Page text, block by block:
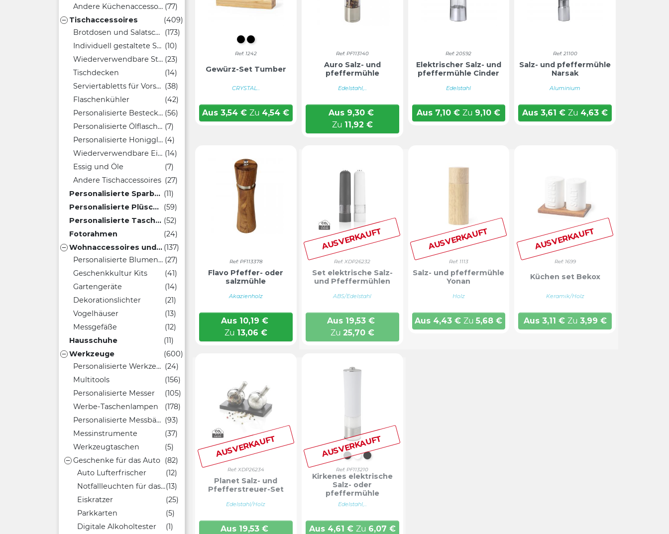
Andere Küchenaccessoires (77)
 Tischaccessoires
(409)
Brotdosen und Salatschüsseln
(173)
Individuell gestaltete Sandwichtaschen (10)
Wiederverwendbare Strohhalme (23)
Tischdecken
(14)
Serviertabletts für Vorspeisen (38)
Flaschenkühler
(42)
Personalisierte Bestecksets (56)
Personalisierte Ölflaschen (7)
Personalisierte Honiggläser (4)
Wiederverwendbare Eiswürfel (14)
Essig und Öle
(7)
Andere Tischaccessoires (27)
Personalisierte Sparbüchsen (11)
Personalisierte Plüschtiere
(59)
Personalisierte Taschenspiegel (52)
Fotorahmen
(24)
 Wohnaccessoires und Pflanzen (137)
Personalisierte Blumentöpfe (27)
Geschenkkultur Kits
(41)
Gartengeräte
(14)
Dekorationslichter
(21)
Vogelhäuser
(13)
Messgefäße
(12)
Hausschuhe
(11)
 Werkzeuge
(600)
Personalisierte Werkzeuge (24)
Multitools
(156)
Personalisierte Messer
(105)
Werbe-Taschenlampen
(178)
Personalisierte Messbänder (93)
Messinstrumente
(37)
Werkzeugtaschen
(5)
 Geschenke für das Auto (82)
Auto Lufterfrischer
(12)
Notfallleuchten für das Auto(13)
Eiskratzer
(25)
Parkkarten
(5)
Digitale Alkoholtester
(1)
S/CFarblos
Ref: 1242
Gewürz-Set Tumber
CRYSTAL...
Aus 3,54€ Zu 4,54€
Ref: PF113140
Auro Salz- und
pfeffermühle
Edelstahl,...
Aus9,30 €
Zu 11,92 €
Ref: 20592
Elektrischer Salz- und
pfeffermühle Cinder
Edelstahl
Aus 7,10€ Zu 9,10€
Ref: 21100
Salz- und pfeffermühle
Narsak
Aluminium
Aus 3,61€ Zu 4,63€
Ref: PF113378
Flavo Pfeffer- oder
salzmühle
Akazienholz
Aus10,19 €
Zu 13,06 €
AUSVERKAUFT
Ref: XDP26232
Set elektrische Salz-
und Pfeffermühlen
ABS/Edelstahl
Aus 19,53€
Zu 25,70 €
AUSVERKAUFT
Ref: 1113
Salz- und pfeffermühle
Yonan
Holz
Aus 4,43€ Zu5,68€
AUSVERKAUFT
Ref: 1699
Küchen set Bekox
Keramik/Holz
Aus3,11 € Zu 3,99 €
AUSVERKAUFT
Ref: XDP26234
Planet Salz- und
Pfefferstreuer-Set
Edelstahl/Holz
Aus 19,53€
AUSVERKAUFT
WEIß
Tiefschwarz
WeißTIEFSCHWARZ
Ref: PF113210
Kirkenes elektrische
Salz- oder
pfeffermühle
Edelstahl,...
Aus4,61 € Zu 6,07 €